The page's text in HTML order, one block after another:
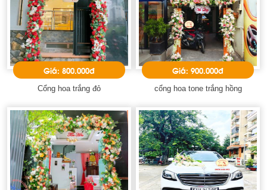
Giá: 800.000đ
Cổng hoa trắng đỏ
Giá: 900.000đ
cổng hoa tone trắng hồng